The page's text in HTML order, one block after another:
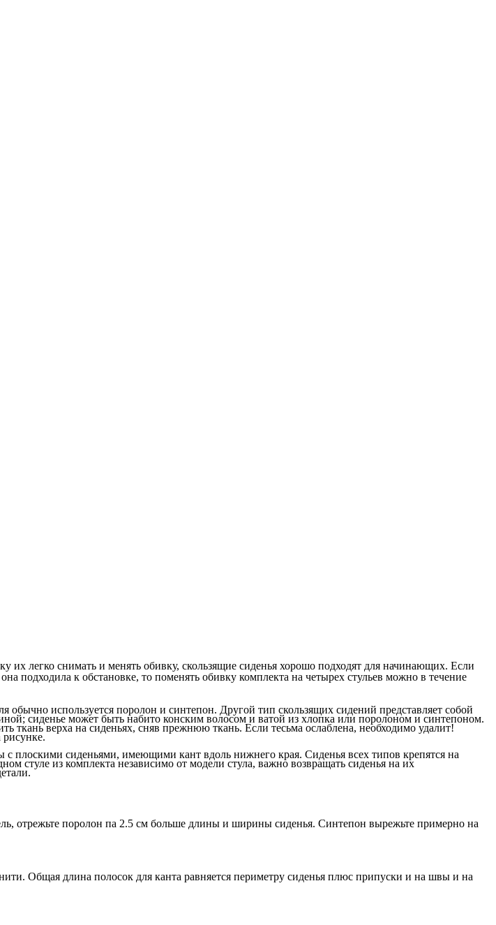
легко снимать и менять обивку, скользящие сиденья хорошо подходят для начинающих. Если
подходила к обстановке, то поменять обивку комплекта на четырех стульев можно в течение
используется поролон и синтепон. Другой тип скользящих сидений представляет собой
сиденье может быть набито конским волосом и ватой из хлопка или поролоном и синтепоном.
ткань верха на сиденьях, сняв прежнюю ткань. Если тесьма ослаблена, необходимо удалит!
плоскими сиденьями, имеющими кант вдоль нижнего края. Сиденья всех типов крепятся на
стуле из комплекта независимо от модели стула, важно возвращать сиденья на их
отрежьте поролон па 2.5 см больше длины и ширины сиденья. Синтепон вырежьте примерно на
Общая длина полосок для канта равняется периметру сиденья плюс припуски и на швы и на